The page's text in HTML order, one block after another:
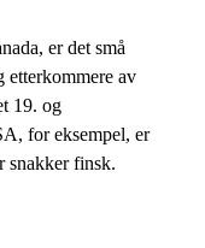
er det små
etterkommere av
19. og
for eksempel, er
snakker finsk.